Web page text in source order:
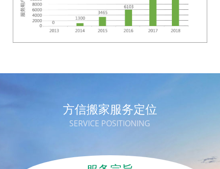
方信搬家服务定位
SERVICE POSITIONING